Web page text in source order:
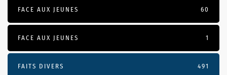
FACE AUX JEUNES 60
FACE AUX JEUNES 1
FAITS DIVERS 491